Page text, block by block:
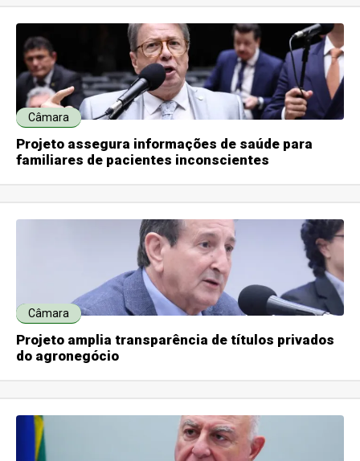
Câmara
Projeto assegura informações de saúde para
familiares de pacientes inconscientes
Câmara
Projeto amplia transparência de títulos privados
do agronegócio